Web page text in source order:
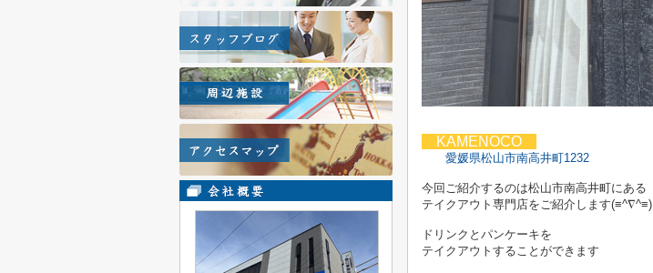
KAMENOCO
愛媛県松山市南高井町1232
今回ご紹介するのは松山市南高井町にある
テイクアウト専門店をご紹介します(≡^∇^≡)
ドリンクとパンケーキを
テイクアウトすることができます